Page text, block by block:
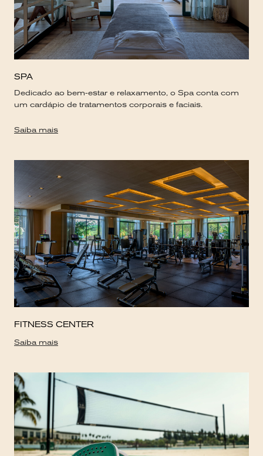
SPA
Dedicado ao bem-estar e relaxamento, o Spa conta com
um cardápio de tratamentos corporais e faciais.
Saiba mais
FITNESS CENTER
Saiba mais